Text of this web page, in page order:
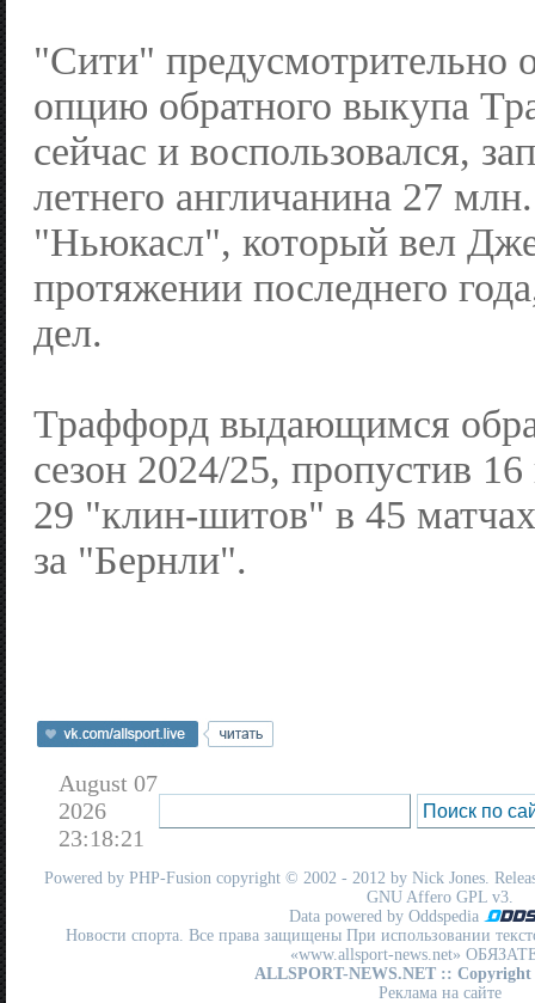
"Сити" предусмотрительно
опцию обратного выкупа
сейчас и воспользовался,
летнего англичанина 27
"Ньюкасл", который вел
протяжении последнего
дел.
Траффорд выдающимся
сезон 2024/25, пропустив
29 "клин-шитов" в 45
за "Бернли".
August 07
2026
23:18:21
Powered by PHP-Fusion copyright © 2002 - 2012 by Nick Jones.
GNU Affero GPL v3.
Data powered by Oddspedia
Новости спорта. Все права защищены При использовании
«www.allsport-news.net»
ALLSPORT-NEWS.NET :: Copyright
Реклама на сайте